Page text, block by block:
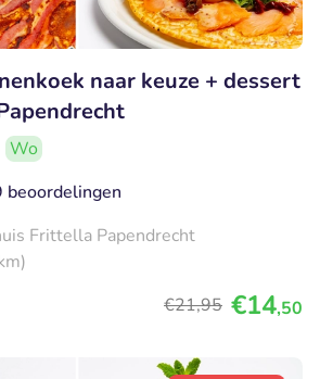
naar keuze + dessert
Wo
beoordelingen
Frittella Papendrecht
€21,95 €14,50